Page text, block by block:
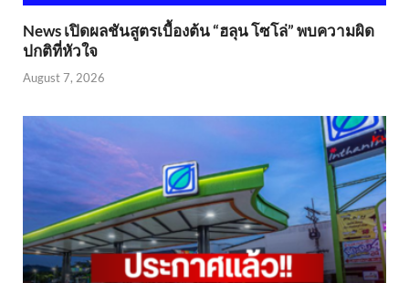
News เปิดผลชันสูตรเบื้องต้น “ฮลุน โซโล่” พบความผิด
ปกติที่หัวใจ
August 7, 2026